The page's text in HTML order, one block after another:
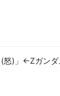
怒)」←Zガンダ